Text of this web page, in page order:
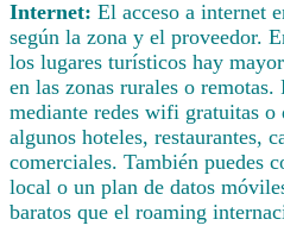
Internet: El acceso a internet
según la zona y el proveedor.
los lugares turísticos hay
en las zonas rurales o remotas.
mediante redes wifi gratuitas o
algunos hoteles, restaurantes,
comerciales. También puedes
local o un plan de datos
baratos que el roaming